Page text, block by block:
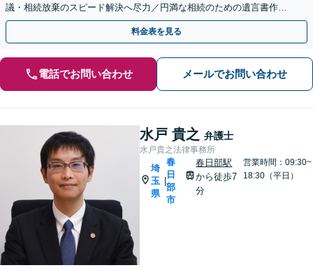
議・相続放棄のスピード解決へ尽力／円満な相続のための遺言書作成
をサポート【夜間・休日面談可】【専用駐車場完備】
料金表を見る
電話でお問い合わせ メールでお問い合わせ
水戸 貴之 弁護士
水戸貴之法律事務所
埼
玉
県
|
春
日
部
市
春日部駅
から徒歩7
分
営業時間：09:30~
18:30（平日）